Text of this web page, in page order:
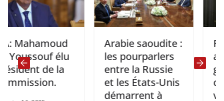
élu
de la
Arabie saoudite :
les pourparlers
entre la Russie
et les États-Unis
démarrent à
RDC:
grande